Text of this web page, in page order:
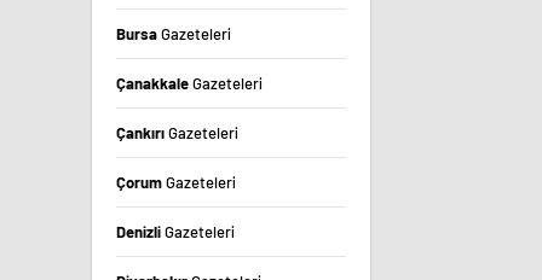
BursaGazeteleri
ÇanakkaleGazeteleri
ÇankırıGazeteleri
ÇorumGazeteleri
DenizliGazeteleri